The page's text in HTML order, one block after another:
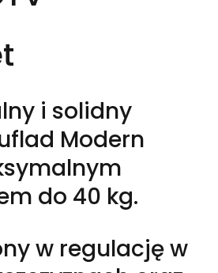
i solidny
Modern
do 40 kg.
w regulację w